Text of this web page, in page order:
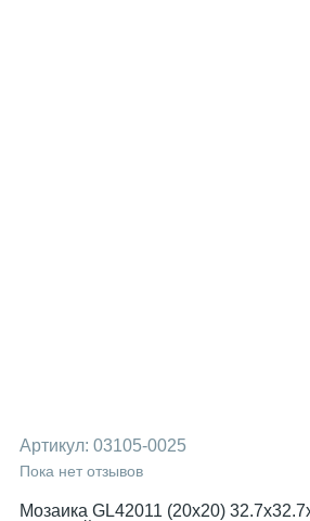
Артикул: 03105-0025
Пока нет отзывов
Мозаика GL42011 (20x20)